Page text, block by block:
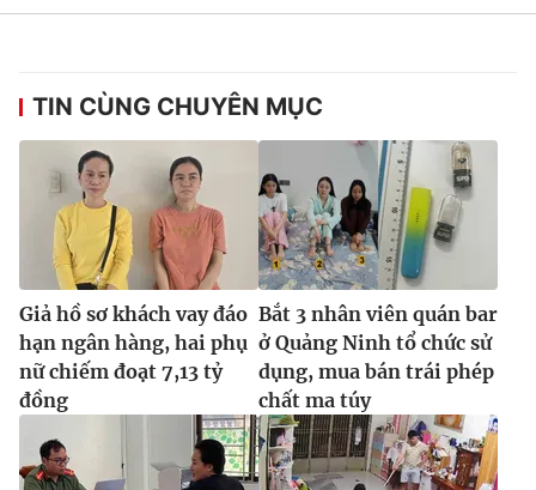
TIN CÙNG CHUYÊN MỤC
Giả hồ sơ khách vay đáo
hạn ngân hàng, hai phụ
nữ chiếm đoạt 7,13 tỷ
đồng
Bắt 3 nhân viên quán bar
ở Quảng Ninh tổ chức sử
dụng, mua bán trái phép
chất ma túy